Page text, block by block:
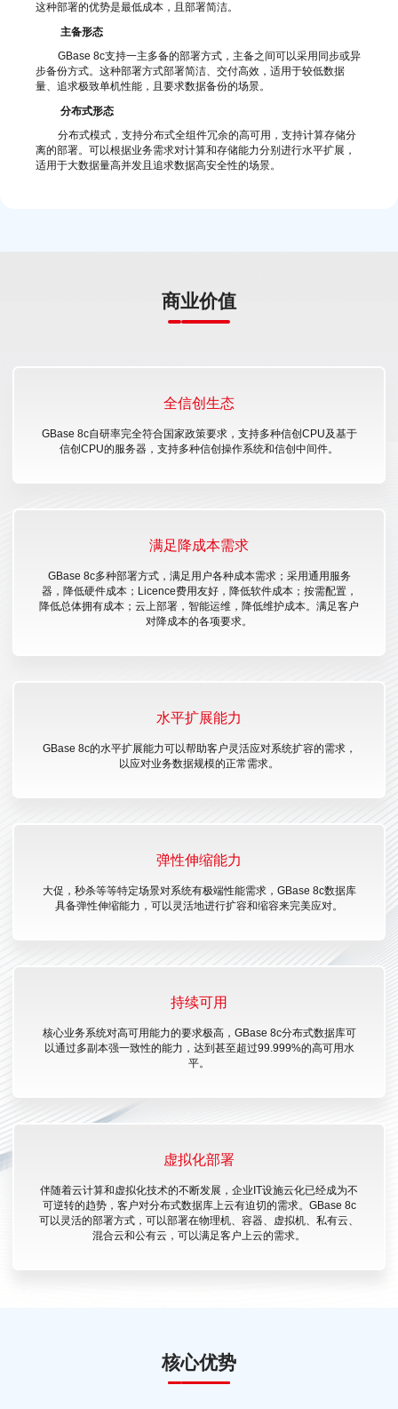
这种部署的优势是最低成本，且部署简洁。
主备形态
GBase 8c支持一主多备的部署方式，主备之间可以采用同步或异
步备份方式。这种部署方式部署简洁、交付高效，适用于较低数据
量、追求极致单机性能，且要求数据备份的场景。
分布式形态
分布式模式，支持分布式全组件冗余的高可用，支持计算存储分
离的部署。可以根据业务需求对计算和存储能力分别进行水平扩展，
适用于大数据量高并发且追求数据高安全性的场景。
商业价值
全信创生态
GBase 8c自研率完全符合国家政策要求，支持多种信创CPU及基于
信创CPU的服务器，支持多种信创操作系统和信创中间件。
满足降成本需求
GBase 8c多种部署方式，满足用户各种成本需求；采用通用服务
器，降低硬件成本；Licence费用友好，降低软件成本；按需配置，
降低总体拥有成本；云上部署，智能运维，降低维护成本。满足客户
对降成本的各项要求。
水平扩展能力
GBase 8c的水平扩展能力可以帮助客户灵活应对系统扩容的需求，
以应对业务数据规模的正常需求。
弹性伸缩能力
大促，秒杀等等特定场景对系统有极端性能需求，GBase 8c数据库
具备弹性伸缩能力，可以灵活地进行扩容和缩容来完美应对。
持续可用
核心业务系统对高可用能力的要求极高，GBase 8c分布式数据库可
以通过多副本强一致性的能力，达到甚至超过99.999%的高可用水
平。
虚拟化部署
伴随着云计算和虚拟化技术的不断发展，企业IT设施云化已经成为不
可逆转的趋势，客户对分布式数据库上云有迫切的需求。GBase 8c
可以灵活的部署方式，可以部署在物理机、容器、虚拟机、私有云、
混合云和公有云，可以满足客户上云的需求。
核心优势